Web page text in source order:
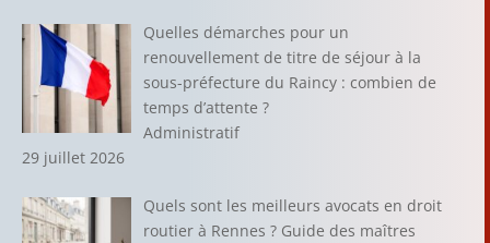
Quelles démarches pour un
renouvellement de titre de séjour à la
sous-préfecture du Raincy : combien de
temps d’attente ?
Administratif
29 juillet 2026
Quels sont les meilleurs avocats en droit
routier à Rennes ? Guide des maîtres